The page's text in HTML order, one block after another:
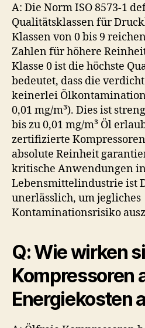
A: Die Norm ISO 8573-1
Qualitätsklassen für
Klassen von 0 bis 9
Zahlen für höhere
Klasse 0 ist die höchste
bedeutet, dass die
keinerlei
0,01 mg/m³). Dies ist
bis zu 0,01 mg/m³ Öl
zertifizierte
absolute Reinheit
kritische Anwendungen
Lebensmittelindustrie ist
unerlässlich, um jegliches
Kontaminationsrisiko
Q: Wie wirken
Kompressoren
Energiekosten